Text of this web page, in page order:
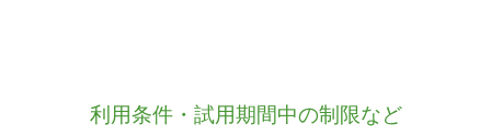
利用条件・試用期間中の制限など